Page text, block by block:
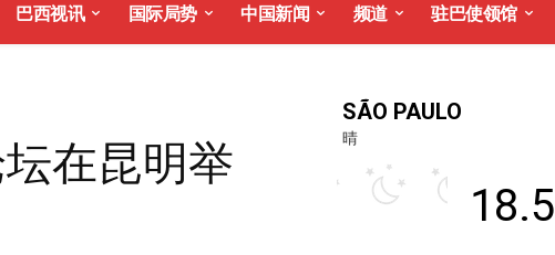
巴西视讯 国际局势 中国新闻 频道 驻巴使领馆
在昆明举
SÃO PAULO
晴
18.5